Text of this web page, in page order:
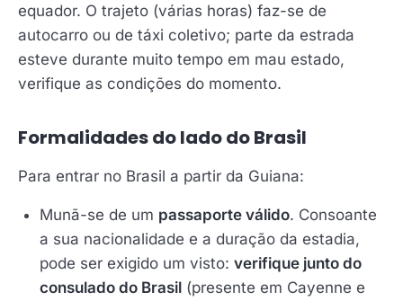
equador. O trajeto (várias horas) faz-se de
autocarro ou de táxi coletivo; parte da estrada
esteve durante muito tempo em mau estado,
verifique as condições do momento.
Formalidades do lado do Brasil
Para entrar no Brasil a partir da Guiana:
Munã-se de um passaporte válido. Consoante
a sua nacionalidade e a duração da estadia,
pode ser exigido um visto: verifique junto do
consulado do Brasil (presente em Cayenne e